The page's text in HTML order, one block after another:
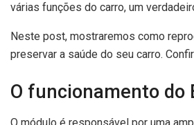
várias funções do carro, um
Neste post, mostraremos como
preservar a saúde do seu carro.
O funcionamento do
O módulo é responsável por uma